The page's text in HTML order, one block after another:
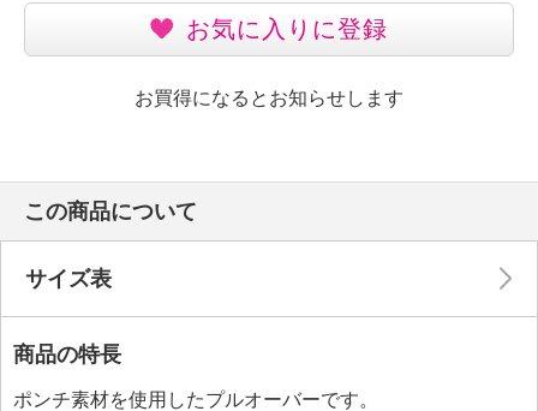
お気に入りに登録
お買得になるとお知らせします
この商品について
サイズ表
商品の特長
ポンチ素材を使用したプルオーバーです。